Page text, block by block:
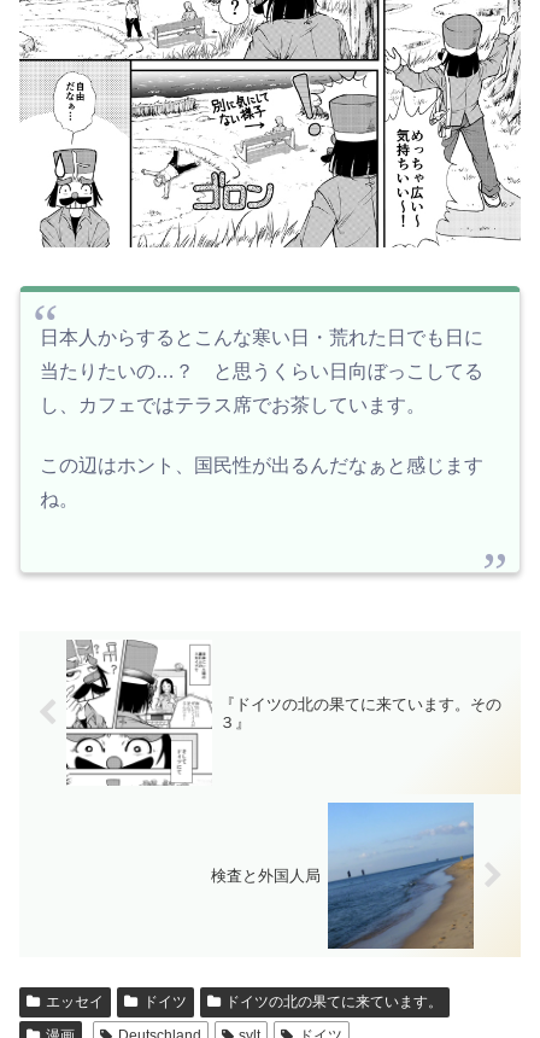
日本人からするとこんな寒い日・荒れた日でも日に
当たりたいの…？ と思うくらい日向ぼっこしてる
し、カフェではテラス席でお茶しています。
この辺はホント、国民性が出るんだなぁと感じます
ね。
『ドイツの北の果てに来ています。その
３』
検査と外国人局
エッセイ ドイツ
ドイツの北の果てに来ています。